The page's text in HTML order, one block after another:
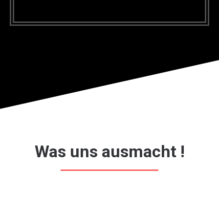
Was uns ausmacht !